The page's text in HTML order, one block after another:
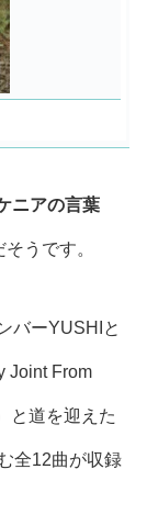
ニアの言葉
そうです。
バーYUSHIと
Joint From
と道を迎えた
全12曲が収録